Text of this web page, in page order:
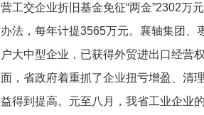
营工交企业折旧基金免征“两金”2302万
办法，每年计提3565万元。襄轴集团、
户大中型企业，已获得外贸进出口经营
面，省政府着重抓了企业扭亏增盈、清
益得到提高。元至八月，我省工业企业